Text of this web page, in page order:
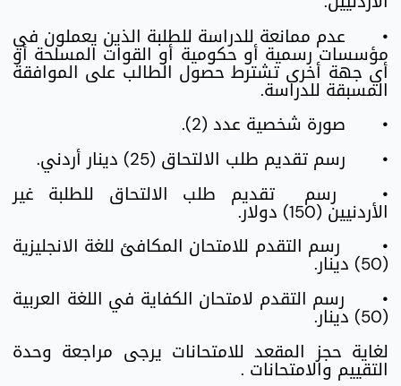
•
عدم ممانعة للدراسة للطلبة الذين يعملون في
مؤسسات رسمية أو حكومية أو القوات المسلحة أو
أي جهة أخرى تشترط حصول الطالب على الموافقة
المسبقة للدراسة.
•
صورة شخصية عدد (2).
•
رسم تقديم طلب الالتحاق (25) دينار أردني.
•
رسم تقديم طلب الالتحاق للطلبة غير
الأردنيين (150) دولار.
•
رسم التقدم للامتحان المكافئ للغة الانجليزية
(50) دينار.
•
رسم التقدم لامتحان الكفاية في اللغة العربية
(50) دينار.
لغاية حجز المقعد للامتحانات يرجى مراجعة وحدة
التقييم والامتحانات .